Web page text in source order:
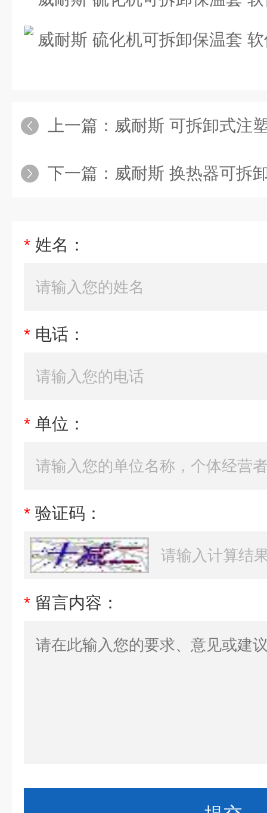
上一篇： 威耐斯 可拆卸式注塑机保温衣
下一篇： 威耐斯 换热器可拆卸保温
* 姓名：
* 电话：
* 单位：
* 验证码：
* 留言内容：